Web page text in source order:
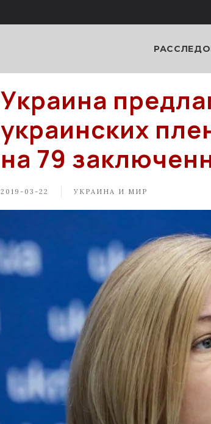
Украина
украинских
на 79
2019-03-22 УКРАИНА И МИР